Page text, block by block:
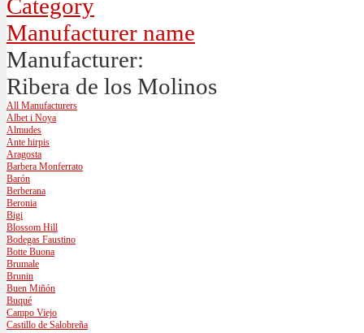
Category
Manufacturer name
Manufacturer:
Ribera de los Molinos
All Manufacturers
Albet i Noya
Almudes
Ante hirpis
Aragosta
Barbera Monferrato
Barón
Berberana
Beronia
Bigi
Blossom Hill
Bodegas Faustino
Botte Buona
Brumale
Brunin
Buen Miñón
Buqué
Campo Viejo
Castillo de Salobreña